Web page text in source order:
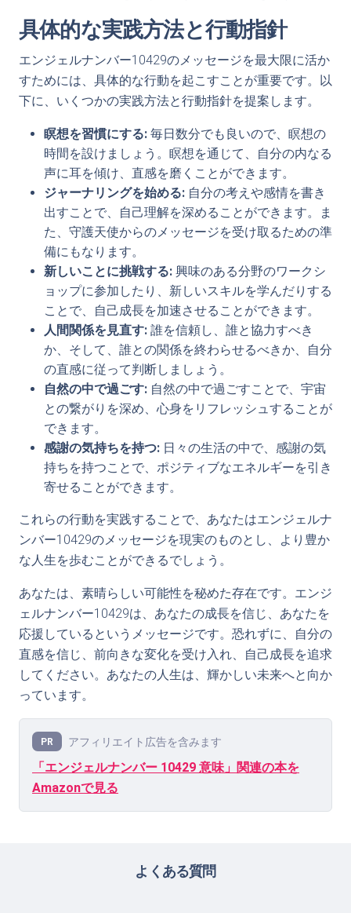
具体的な実践方法と行動指針
エンジェルナンバー10429のメッセージを最大限に活か
すためには、具体的な行動を起こすことが重要です。以
下に、いくつかの実践方法と行動指針を提案します。
瞑想を習慣にする: 毎日数分でも良いので、瞑想の
時間を設けましょう。瞑想を通じて、自分の内なる
声に耳を傾け、直感を磨くことができます。
ジャーナリングを始める: 自分の考えや感情を書き
出すことで、自己理解を深めることができます。ま
た、守護天使からのメッセージを受け取るための準
備にもなります。
新しいことに挑戦する: 興味のある分野のワークシ
ョップに参加したり、新しいスキルを学んだりする
ことで、自己成長を加速させることができます。
人間関係を見直す: 誰を信頼し、誰と協力すべき
か、そして、誰との関係を終わらせるべきか、自分
の直感に従って判断しましょう。
自然の中で過ごす: 自然の中で過ごすことで、宇宙
との繋がりを深め、心身をリフレッシュすることが
できます。
感謝の気持ちを持つ: 日々の生活の中で、感謝の気
持ちを持つことで、ポジティブなエネルギーを引き
寄せることができます。
これらの行動を実践することで、あなたはエンジェルナ
ンバー10429のメッセージを現実のものとし、より豊か
な人生を歩むことができるでしょう。
あなたは、素晴らしい可能性を秘めた存在です。エンジ
ェルナンバー10429は、あなたの成長を信じ、あなたを
応援しているというメッセージです。恐れずに、自分の
直感を信じ、前向きな変化を受け入れ、自己成長を追求
してください。あなたの人生は、輝かしい未来へと向か
っています。
PR アフィリエイト広告を含みます
「エンジェルナンバー 10429 意味」関連の本を
Amazonで見る
よくある質問